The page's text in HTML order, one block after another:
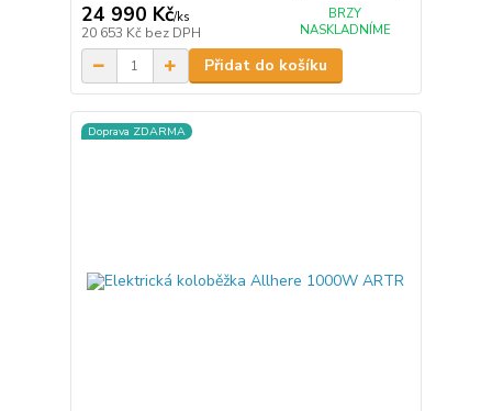
24 990 Kč/ks
20 653 Kč bez DPH
BRZY
NASKLADNÍME
Přidat do košíku
Doprava ZDARMA